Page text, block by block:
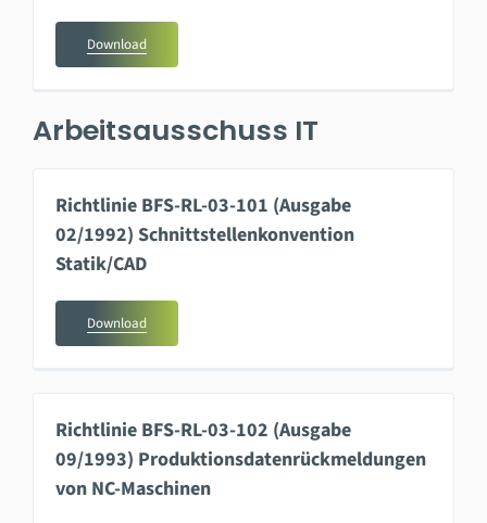
Download
Arbeitsausschuss IT
Richtlinie BFS-RL-03-101 (Ausgabe
02/1992) Schnittstellenkonvention
Statik/CAD
Download
Richtlinie BFS-RL-03-102 (Ausgabe
09/1993) Produktionsdatenrückmeldungen
von NC-Maschinen